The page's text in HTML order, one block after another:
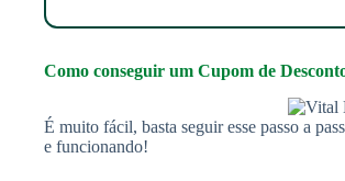
Como conseguir um Cupom de
É muito fácil, basta seguir esse passo a
e funcionando!